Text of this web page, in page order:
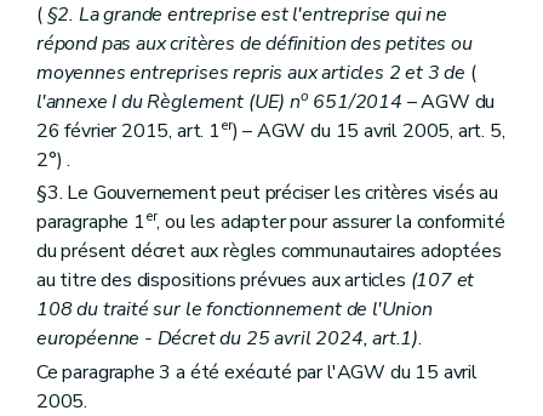
( §2. La grande entreprise est l'entreprise qui ne
répond pas aux critères de définition des petites ou
moyennes entreprises repris aux articles 2 et 3 de (
l'annexe I du Règlement (UE) no 651/2014 – AGW du
26 février 2015, art. 1er) – AGW du 15 avril 2005, art. 5,
2°) .
§3. Le Gouvernement peut préciser les critères visés au
paragraphe 1er, ou les adapter pour assurer la conformité
du présent décret aux règles communautaires adoptées
au titre des dispositions prévues aux articles (107 et
108 du traité sur le fonctionnement de l'Union
européenne - Décret du 25 avril 2024, art.1).
Ce paragraphe 3 a été exécuté par l'AGW du 15 avril
2005.